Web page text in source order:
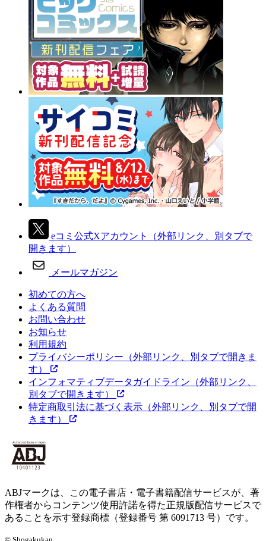
eコミ公式Xアカウント
（外部リンク、別タブで
開きます）
メールマガジン
初めての方へ
よくある質問
お問い合わせ
お知らせ
利用規約
プライバシーポリシー （外部リンク、別タブで開きま
す）
インフォマティブデータガイドライン （外部リンク、
別タブで開きます）
特定商取引法に基づく表示 （外部リンク、別タブで開
きます）
ABJマークは、この電子書店・電子書籍配信サービスが、著
作権者からコンテンツ使用許諾を得た正規版配信サービスで
あることを示す登録商標（登録番号 第 6091713 号）です。